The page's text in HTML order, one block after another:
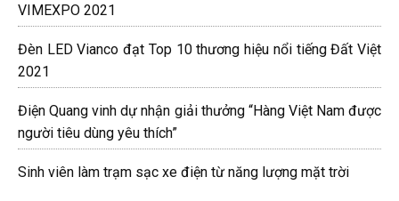
VIMEXPO 2021
Đèn LED Vianco đạt Top 10 thương hiệu nổi tiếng Đất Việt
2021
Điện Quang vinh dự nhận giải thưởng “Hàng Việt Nam được
người tiêu dùng yêu thích”
Sinh viên làm trạm sạc xe điện từ năng lượng mặt trời